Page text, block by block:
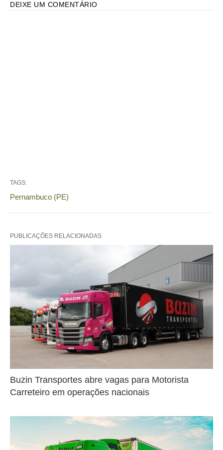
DEIXE UM COMENTÁRIO
TAGS:
Pernambuco (PE)
PUBLICAÇÕES RELACIONADAS
Buzin Transportes abre vagas para Motorista
Carreteiro em operações nacionais